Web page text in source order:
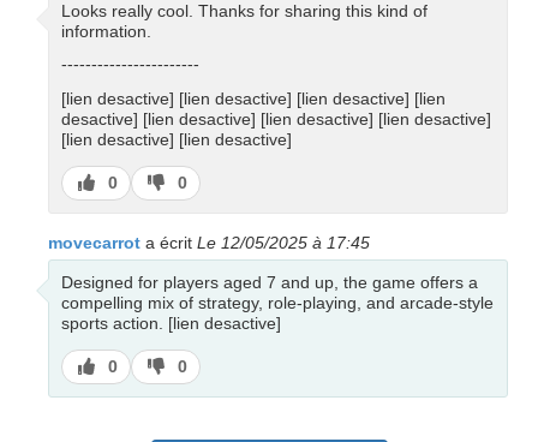
Looks really cool. Thanks for sharing this kind of
information.
-----------------------
[lien desactive] [lien desactive] [lien desactive] [lien
desactive] [lien desactive] [lien desactive] [lien desactive]
[lien desactive] [lien desactive]
J’aime
0
J’aime
pas
0
movecarrot a écrit Le 12/05/2025 à 17:45
Designed for players aged 7 and up, the game offers a
compelling mix of strategy, role-playing, and arcade-style
sports action. [lien desactive]
J’aime
0
J’aime
pas
0